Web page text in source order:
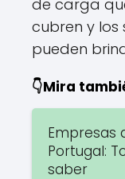
de carga
cubren y los
pueden
👇Mira
Empresas
Portugal:
saber